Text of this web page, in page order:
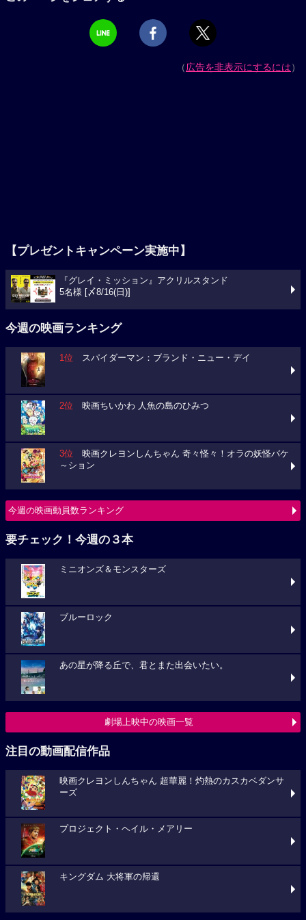
（広告を非表示にするには）
【プレゼントキャンペーン実施中】
『グレイ・ミッション』アクリルスタンド
5名様 [〆8/16(日)]
今週の映画ランキング
1位 スパイダーマン：ブランド・ニュー・デイ
2位 映画ちいかわ 人魚の島のひみつ
3位 映画クレヨンしんちゃん 奇々怪々！オラの妖怪バケ
～ション
今週の映画動員数ランキング
要チェック！今週の３本
ミニオンズ＆モンスターズ
ブルーロック
あの星が降る丘で、君とまた出会いたい。
劇場上映中の映画一覧
注目の動画配信作品
映画クレヨンしんちゃん 超華麗！灼熱のカスカベダンサ
ーズ
プロジェクト・ヘイル・メアリー
キングダム 大将軍の帰還